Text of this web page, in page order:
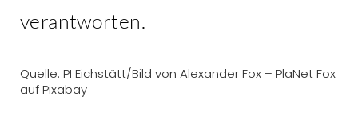
verantworten.
Quelle: PI Eichstätt/Bild von Alexander Fox – PlaNet Fox
auf Pixabay